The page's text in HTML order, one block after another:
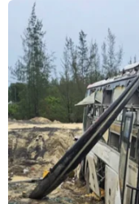
06/08/2026 07:05
Người dân không
giảm cân không
được cấp phép
06/08/2026 04:22
Công nghệ